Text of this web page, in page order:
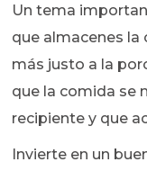
Un tema
que almacenes
más justo a la
que la comida se
recipiente y que
Invierte en un